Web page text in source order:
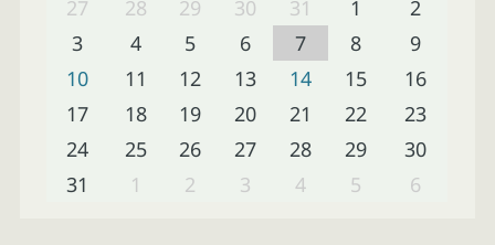
27
28 29 30 31 1
2
3
4 5 6 7 8
9
10
11 12 13 14 15
16
17
18 19 20 21 22
23
24
25 26 27 28 29
30
31
1 2 3 4 5 6